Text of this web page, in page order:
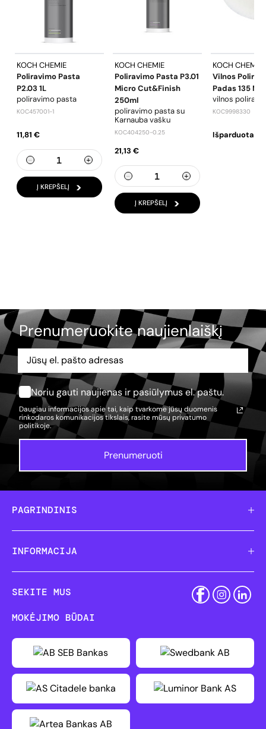
KOCH CHEMIE
Poliravimo Pasta
P2.03 1L
poliravimo pasta
KOC457001-1
11,81 €
Į KREPŠELĮ
KOCH CHEMIE
Poliravimo Pasta P3.01
Micro Cut&Finish
250ml
poliravimo pasta su
Karnauba vašku
KOC404250-0.25
21,13 €
Į KREPŠELĮ
KOCH CHEMIE
Vilnos
Padas 135 Mm
vilnos
KOC9998330
Išparduota
Prenumeruokite naujienlaiškį
Noriu gauti naujienas ir pasiūlymus el. paštu.
Daugiau informacijos apie tai, kaip tvarkome jūsų duomenis
rinkodaros komunikacijos tikslais, rasite mūsų privatumo
politikoje.
Prenumeruoti
PAGRINDINIS
INFORMACIJA
SEKITE MUS
MOKĖJIMO BŪDAI